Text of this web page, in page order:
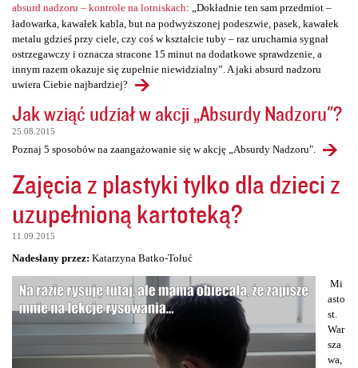
absurd nadzoru – kontrole na lotniskach: „Dokładnie ten sam przedmiot –
ładowarka, kawałek kabla, but na podwyższonej podeszwie, pasek, kawałek
metalu gdzieś przy ciele, czy coś w kształcie tuby – raz uruchamia sygnał
ostrzegawczy i oznacza stracone 15 minut na dodatkowe sprawdzenie, a
innym razem okazuje się zupełnie niewidzialny”. A jaki absurd nadzoru
uwiera Ciebie najbardziej?
Jak wziąć udział w akcji „Absurdy Nadzoru"?
25.08.2015
Poznaj 5 sposobów na zaangażowanie się w akcję „Absurdy Nadzoru".
Zajęcia z plastyki tylko dla dzieci z
uzupełnioną kartoteką?
11.09.2015
Nadesłany przez: Katarzyna Batko-Tołuć
Mi
asto
st.
War
sza
wa,